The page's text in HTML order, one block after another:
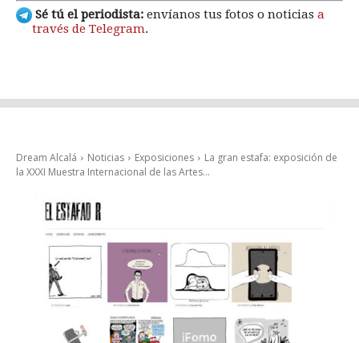
Sé tú el periodista: envíanos tus fotos o noticias a
través de Telegram.